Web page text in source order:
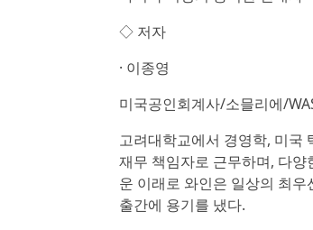
◇ 저자
· 이종영
미국공인회계사/소믈리에/
고려대학교에서 경영학, 미국
재무 책임자로 근무하며, 다
운 이래로 와인은 일상의 최
출간에 용기를 냈다.